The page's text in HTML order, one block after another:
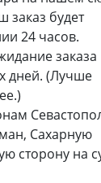
заказ будет
24 часов.
заказа
дней. (Лучше
Сахарную
сторону на